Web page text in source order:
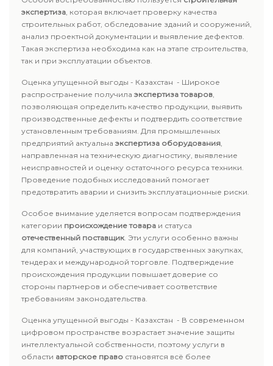
экспертиза, которая включает проверку качества
строительных работ, обследование зданий и сооружений,
анализ проектной документации и выявление дефектов.
Такая экспертиза необходима как на этапе строительства,
так и при эксплуатации объектов.
Оценка упущенной выгоды - Казахстан - Широкое
распространение получила экспертиза товаров,
позволяющая определить качество продукции, выявить
производственные дефекты и подтвердить соответствие
установленным требованиям. Для промышленных
предприятий актуальна экспертиза оборудования,
направленная на техническую диагностику, выявление
неисправностей и оценку остаточного ресурса техники.
Проведение подобных исследований помогает
предотвратить аварии и снизить эксплуатационные риски.
Особое внимание уделяется вопросам подтверждения
категории происхождение товара и статуса
отечественный поставщик. Эти услуги особенно важны
для компаний, участвующих в государственных закупках,
тендерах и международной торговле. Подтверждение
происхождения продукции повышает доверие со
стороны партнеров и обеспечивает соответствие
требованиям законодательства.
Оценка упущенной выгоды - Казахстан - В современном
цифровом пространстве возрастает значение защиты
интеллектуальной собственности, поэтому услуги в
области авторское право становятся всё более